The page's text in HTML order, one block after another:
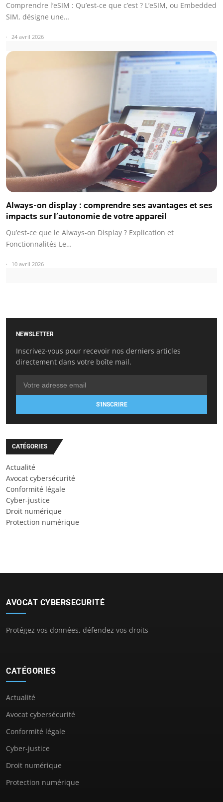
Comprendre l’eSIM : Qu’est-ce que c’est ? L’eSIM, ou Embedded
SIM, désigne une…
24 avril 2026
Always-on display : comprendre ses avantages et ses
impacts sur l’autonomie de votre appareil
Qu’est-ce que le Always-on Display ? Explication et
Fonctionnalités Le…
10 avril 2026
NEWSLETTER
Inscrivez-vous pour recevoir nos derniers articles
directement dans votre boîte mail.
S'INSCRIRE
CATÉGORIES
Actualité
Avocat cybersécurité
Conformité légale
Cyber-justice
Droit numérique
Protection numérique
AVOCAT CYBERSECURITÉ
Protégez vos données, défendez vos droits
CATÉGORIES
Actualité
Avocat cybersécurité
Conformité légale
Cyber-justice
Droit numérique
Protection numérique